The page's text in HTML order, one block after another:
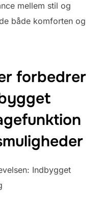
mellem stil og
både komforten og
forbedrer
Indbygget